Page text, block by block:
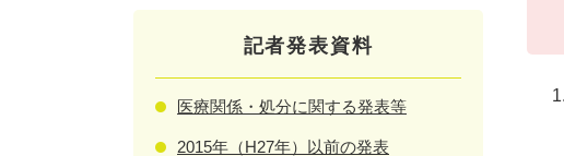
記者発表資料
医療関係・処分に関する発表等
2015年（H27年）以前の発表